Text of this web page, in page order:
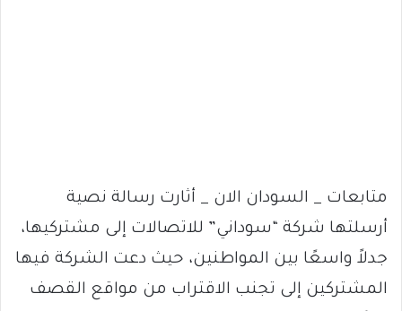
متابعات _ السودان الان _ أثارت رسالة نصية
أرسلتها شركة “سوداني” للاتصالات إلى مشتركيها،
جدلاً واسعًا بين المواطنين، حيث دعت الشركة فيها
المشتركين إلى تجنب الاقتراب من مواقع القصف